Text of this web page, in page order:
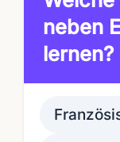
neben
lernen?